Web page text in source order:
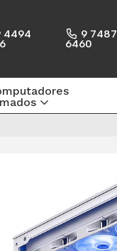
4494 9 7487
6460